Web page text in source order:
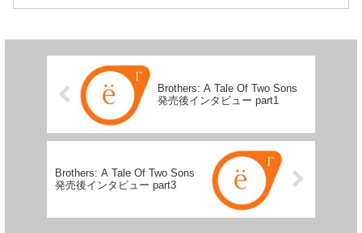
Brothers: A Tale Of Two Sons
発売後インタビュー part1
Brothers: A Tale Of Two Sons
発売後インタビュー part3